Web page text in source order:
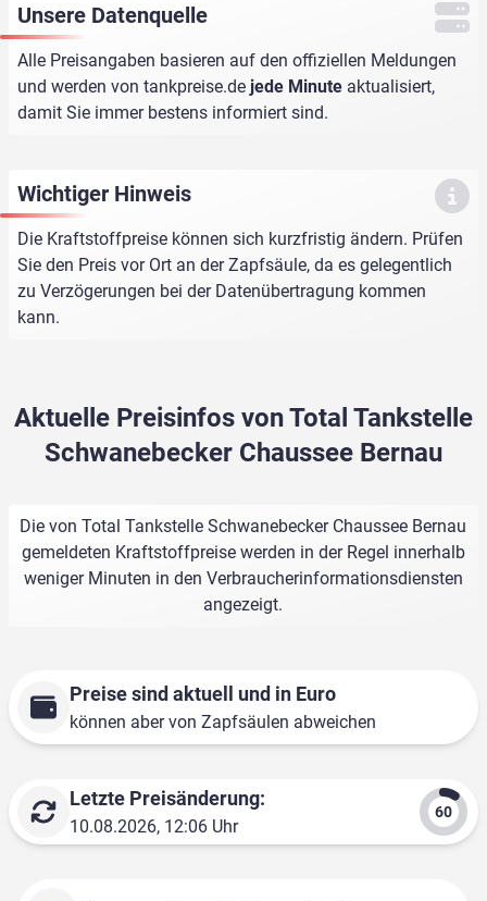
Unsere Datenquelle
Alle Preisangaben basieren auf den offiziellen Meldungen
und werden von tankpreise.de jede Minute aktualisiert,
damit Sie immer bestens informiert sind.
Wichtiger Hinweis
Die Kraftstoffpreise können sich kurzfristig ändern. Prüfen
Sie den Preis vor Ort an der Zapfsäule, da es gelegentlich
zu Verzögerungen bei der Datenübertragung kommen
kann.
Aktuelle Preisinfos von Total Tankstelle
Schwanebecker Chaussee Bernau
Die von Total Tankstelle Schwanebecker Chaussee Bernau
gemeldeten Kraftstoffpreise werden in der Regel innerhalb
weniger Minuten in den Verbraucherinformationsdiensten
angezeigt.
Preise sind aktuell und in Euro
können aber von Zapfsäulen abweichen
Letzte Preisänderung:
10.08.2026, 12:06 Uhr